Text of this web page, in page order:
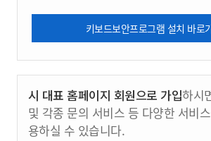
키보드보안프로그램 설치 바로
시 대표 홈페이지 회원으로 가입하시
및 각종 문의 서비스 등 다양한 서비
용하실 수 있습니다.